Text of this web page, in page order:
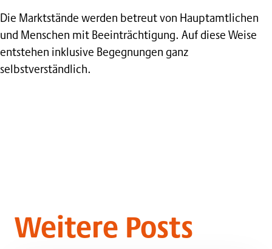
Die Marktstände werden betreut von Hauptamtlichen
und Menschen mit Beeinträchtigung. Auf diese Weise
entstehen inklusive Begegnungen ganz
selbstverständlich.
Weitere Posts